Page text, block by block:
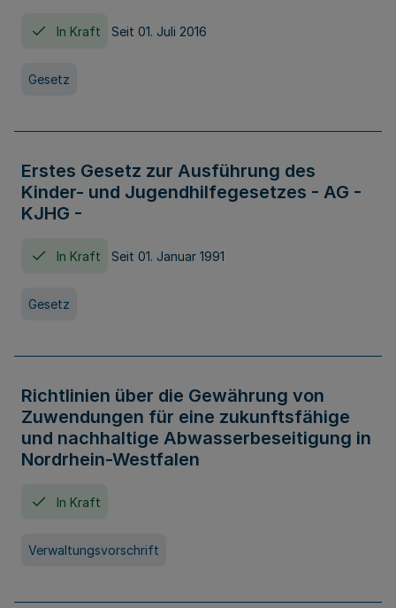
In Kraft Seit 01. Juli 2016
Gesetz
Erstes Gesetz zur Ausführung des
Kinder- und Jugendhilfegesetzes - AG -
KJHG -
In Kraft Seit 01. Januar 1991
Gesetz
Richtlinien über die Gewährung von
Zuwendungen für eine zukunftsfähige
und nachhaltige Abwasserbeseitigung in
Nordrhein-Westfalen
In Kraft
Verwaltungsvorschrift